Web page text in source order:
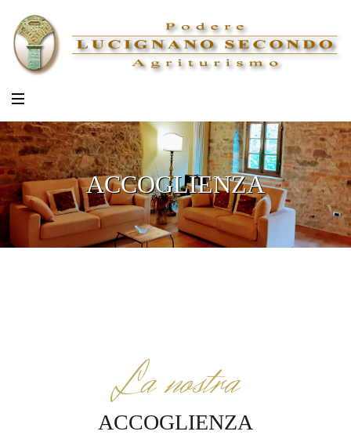
ACCOGLIENZA
La nostra
ACCOGLIENZA